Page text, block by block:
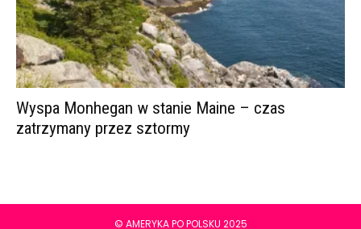
Wyspa Monhegan w stanie Maine – czas
zatrzymany przez sztormy
© AMERYKA PO POLSKU 2025